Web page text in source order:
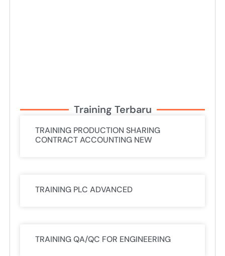
Training Terbaru
TRAINING PRODUCTION SHARING
CONTRACT ACCOUNTING NEW
TRAINING PLC ADVANCED
TRAINING QA/QC FOR ENGINEERING